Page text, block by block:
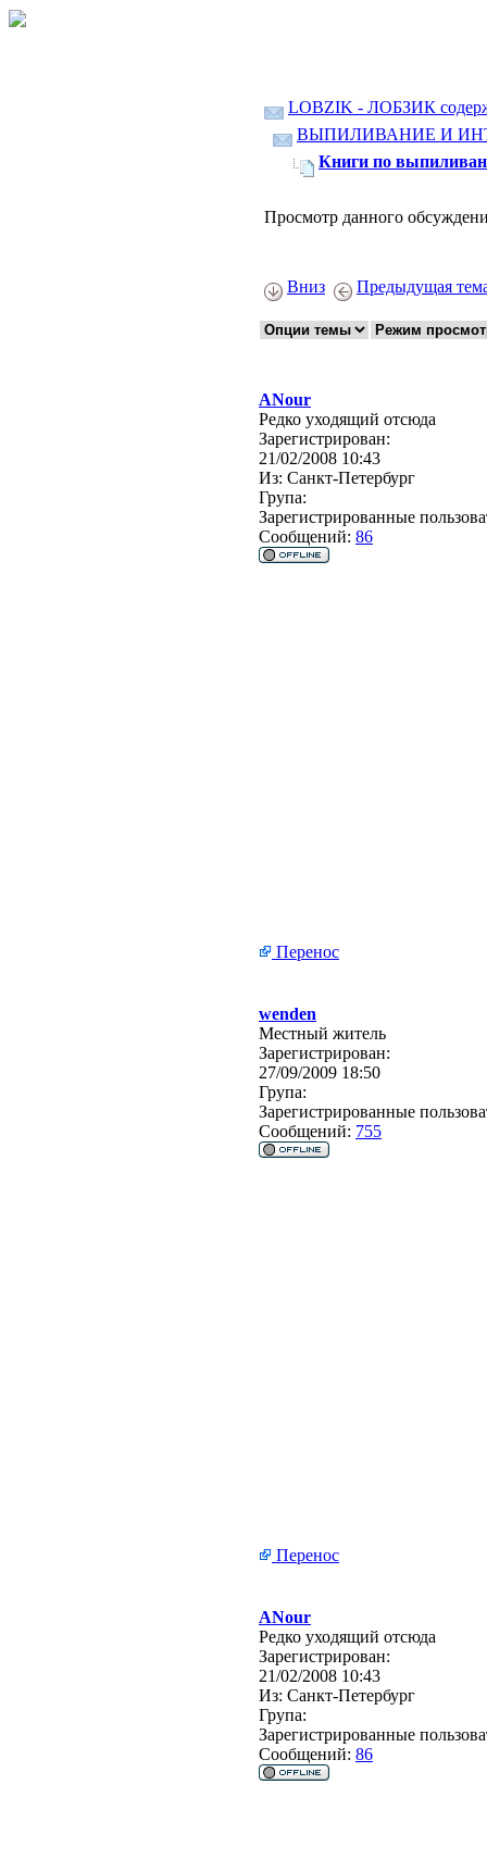
LOBZIK - ЛОБЗИК
ВЫПИЛИВАНИЕ И
Книги по
Просмотр данного
Вниз Предыдущая
ANour
Редко уходящий отсюда
Зарегистрирован:
21/02/2008 10:43
Из: Санкт-Петербург
Група:
Зарегистрированные
Сообщений: 86
Перенос
wenden
Местный житель
Зарегистрирован:
27/09/2009 18:50
Група:
Зарегистрированные
Сообщений: 755
Перенос
ANour
Редко уходящий отсюда
Зарегистрирован:
21/02/2008 10:43
Из: Санкт-Петербург
Група:
Зарегистрированные
Сообщений: 86